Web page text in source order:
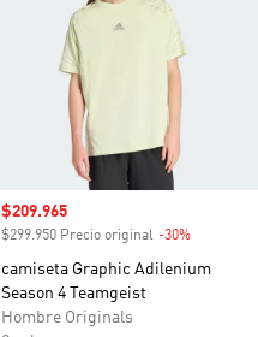
Precio de venta
$209.965
$299.950 Precio original -30%
camiseta Graphic Adilenium
Season 4 Teamgeist
Hombre Originals